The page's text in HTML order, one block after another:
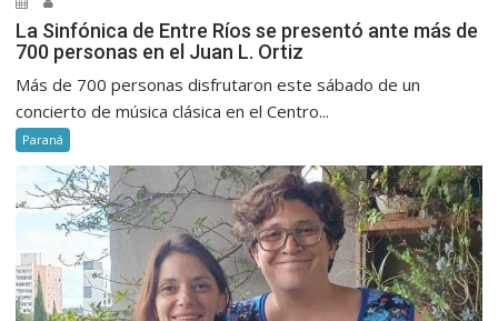
La Sinfónica de Entre Ríos se presentó ante más de
700 personas en el Juan L. Ortiz
Más de 700 personas disfrutaron este sábado de un
concierto de música clásica en el Centro...
Paraná